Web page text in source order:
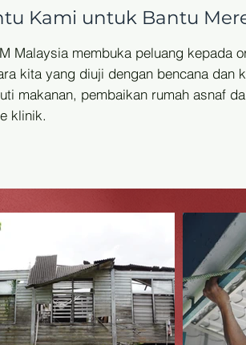
Kami untuk Bantu
Malaysia membuka peluang kepada
kita yang diuji dengan bencana dan
makanan, pembaikan rumah asnaf
klinik.